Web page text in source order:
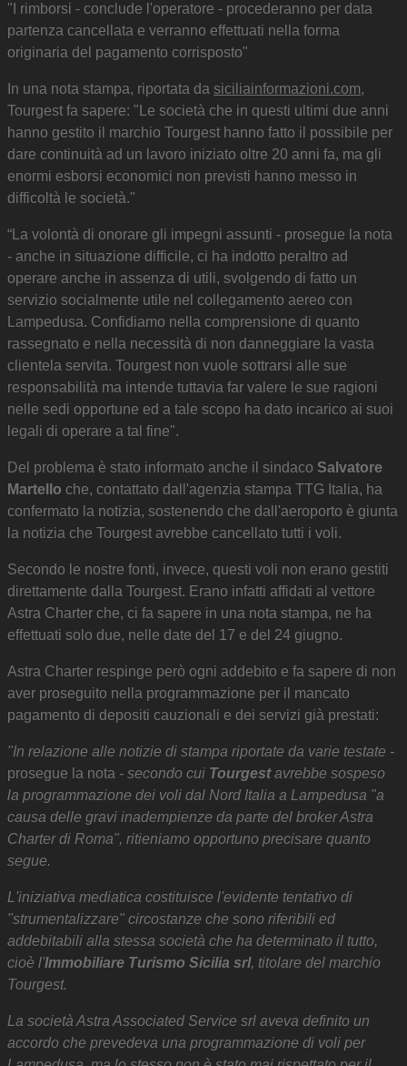
"I rimborsi - conclude l'operatore - procederanno per data
partenza cancellata e verranno effettuati nella forma
originaria del pagamento corrisposto"
In una nota stampa, riportata da siciliainformazioni.com,
Tourgest fa sapere: "Le società che in questi ultimi due anni
hanno gestito il marchio Tourgest hanno fatto il possibile per
dare continuità ad un lavoro iniziato oltre 20 anni fa, ma gli
enormi esborsi economici non previsti hanno messo in
difficoltà le società."
“La volontà di onorare gli impegni assunti - prosegue la nota
- anche in situazione difficile, ci ha indotto peraltro ad
operare anche in assenza di utili, svolgendo di fatto un
servizio socialmente utile nel collegamento aereo con
Lampedusa. Confidiamo nella comprensione di quanto
rassegnato e nella necessità di non danneggiare la vasta
clientela servita. Tourgest non vuole sottrarsi alle sue
responsabilità ma intende tuttavia far valere le sue ragioni
nelle sedi opportune ed a tale scopo ha dato incarico ai suoi
legali di operare a tal fine".
Del problema è stato informato anche il sindaco Salvatore
Martello che, contattato dall'agenzia stampa TTG Italia, ha
confermato la notizia, sostenendo che dall'aeroporto è giunta
la notizia che Tourgest avrebbe cancellato tutti i voli.
Secondo le nostre fonti, invece, questi voli non erano gestiti
direttamente dalla Tourgest. Erano infatti affidati al vettore
Astra Charter che, ci fa sapere in una nota stampa, ne ha
effettuati solo due, nelle date del 17 e del 24 giugno.
Astra Charter respinge però ogni addebito e fa sapere di non
aver proseguito nella programmazione per il mancato
pagamento di depositi cauzionali e dei servizi già prestati:
"In relazione alle notizie di stampa riportate da varie testate -
prosegue la nota - secondo cui Tourgestavrebbe sospeso
la programmazione dei voli dal Nord Italia a Lampedusa "a
causa delle gravi inadempienze da parte del broker Astra
Charter di Roma", ritieniamo opportuno precisare quanto
segue.
L'iniziativa mediatica costituisce l'evidente tentativo di
"strumentalizzare" circostanze che sono riferibili ed
addebitabili alla stessa società che ha determinato il tutto,
cioè l'Immobiliare Turismo Sicilia srl, titolare del marchio
Tourgest.
La società Astra Associated Service srl aveva definito un
accordo che prevedeva una programmazione di voli per